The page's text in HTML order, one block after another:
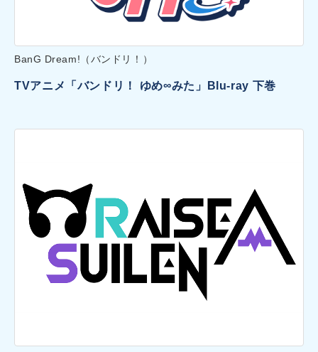
BanG Dream!（バンドリ！）
TVアニメ「バンドリ！ ゆめ∞みた」Blu-ray 下巻